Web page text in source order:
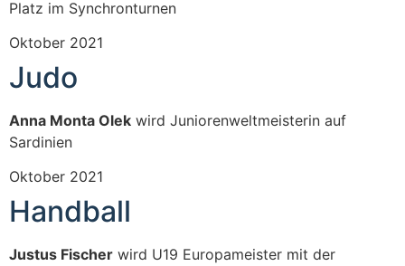
Platz im Synchronturnen
Oktober 2021
Judo
Anna Monta Olek wird Juniorenweltmeisterin auf
Sardinien
Oktober 2021
Handball
Justus Fischer wird U19 Europameister mit der